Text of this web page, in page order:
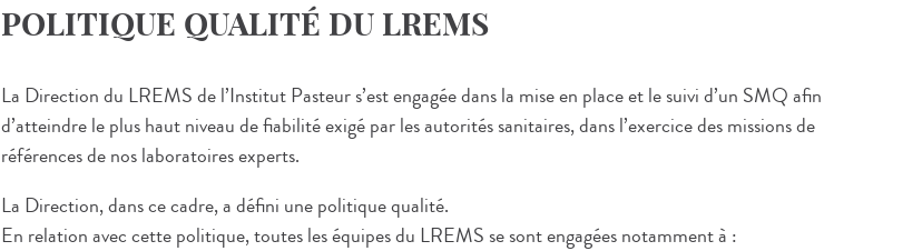
POLITIQUE QUALITÉ DU LREMS
La Direction du LREMS de l’Institut Pasteur s’est engagée dans la mise en place et le suivi d’un SMQ afin
d’atteindre le plus haut niveau de fiabilité exigé par les autorités sanitaires, dans l’exercice des missions de
références de nos laboratoires experts.
La Direction, dans ce cadre, a défini une politique qualité.
En relation avec cette politique, toutes les équipes du LREMS se sont engagées notamment à :